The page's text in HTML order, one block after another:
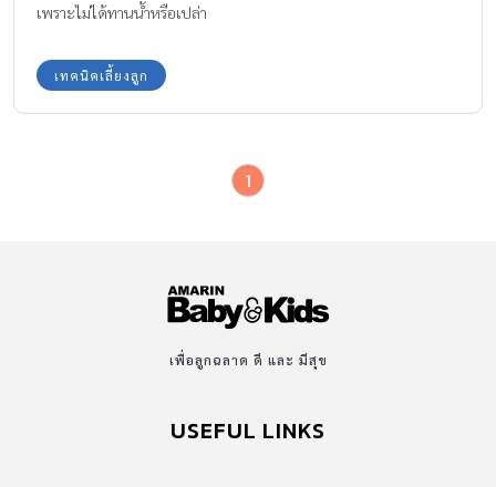
เพราะไม่ได้ทานน้ำหรือเปล่า
เทคนิคเลี้ยงลูก
1
เพื่อลูกฉลาด ดี และ มีสุข
USEFUL LINKS